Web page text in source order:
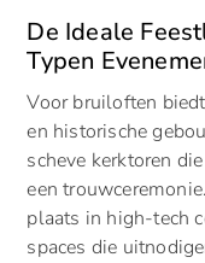
De Ideale
Typen
Voor bruiloften
en historische
scheve kerktoren
een
plaats in high-tech
spaces die